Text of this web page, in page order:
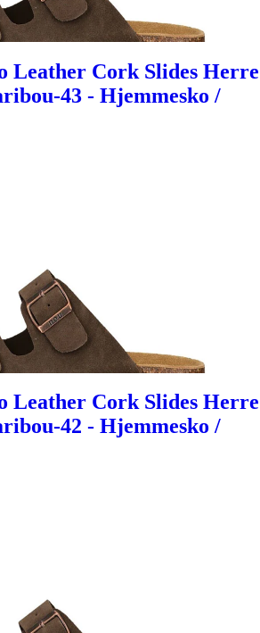
Leather Cork Slides Herre
43 - Hjemmesko /
Leather Cork Slides Herre
42 - Hjemmesko /